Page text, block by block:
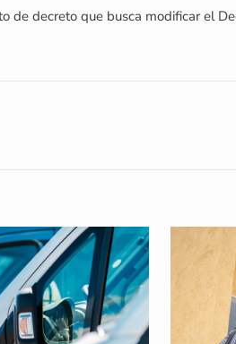
de decreto que busca modificar el